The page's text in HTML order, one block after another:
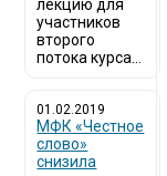
лекцию для
участников
второго
потока курса...
01.02.2019
МФК «Честное
слово»
снизила